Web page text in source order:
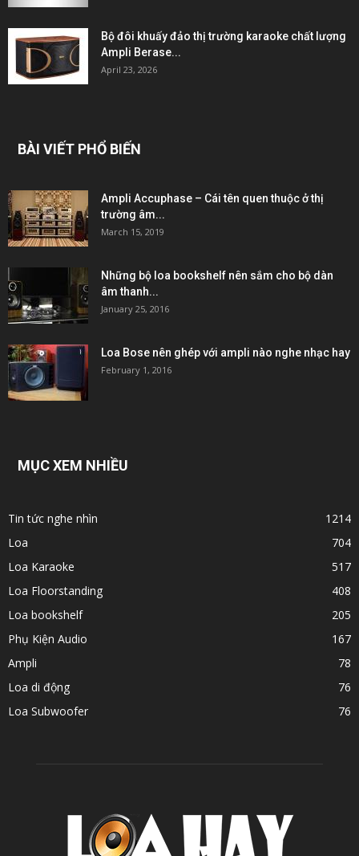
Bộ đôi khuấy đảo thị trường karaoke chất lượng
Ampli Berase...
April 23, 2026
BÀI VIẾT PHỔ BIẾN
Ampli Accuphase – Cái tên quen thuộc ở thị
trường âm...
March 15, 2019
Những bộ loa bookshelf nên sắm cho bộ dàn
âm thanh...
January 25, 2016
Loa Bose nên ghép với ampli nào nghe nhạc hay
February 1, 2016
MỤC XEM NHIỀU
Tin tức nghe nhìn
1214
Loa
704
Loa Karaoke
517
Loa Floorstanding
408
Loa bookshelf
205
Phụ Kiện Audio
167
Ampli
78
Loa di động
76
Loa Subwoofer
76